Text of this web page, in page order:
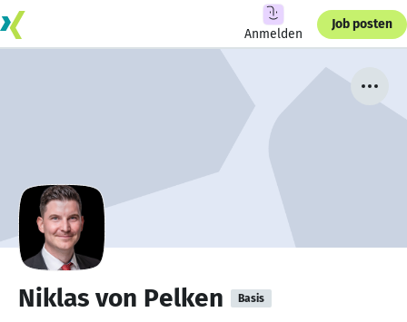
Anmelden
Job posten
Niklas von Pelken Basis